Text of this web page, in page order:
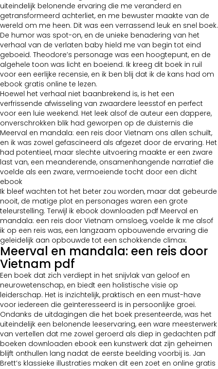
uiteindelijk belonende ervaring die me veranderd en
getransformeerd achterliet, en me bewuster maakte van de
wereld om me heen. Dit was een verrassend leuk en snel boek.
De humor was spot-on, en de unieke benadering van het
verhaal van de verlaten baby hield me van begin tot eind
geboeid. Theodore’s personage was een hoogtepunt, en de
algehele toon was licht en boeiend. Ik kreeg dit boek in ruil
voor een eerlijke recensie, en ik ben blij dat ik de kans had om
ebook gratis online te lezen.
Hoewel het verhaal niet baanbrekend is, is het een
verfrissende afwisseling van zwaardere leesstof en perfect
voor een luie weekend. Het leek alsof de auteur een dappere,
onverschrokken blik had geworpen op de duisternis die
Meerval en mandala: een reis door Vietnam ons allen schuilt,
en ik was zowel gefascineerd als afgezet door de ervaring. Het
had potentieel, maar slechte uitvoering maakte er een zware
last van, een meanderende, onsamenhangende narratief die
voelde als een zware, vermoeiende tocht door een dicht
ebook
Ik bleef wachten tot het beter zou worden, maar dat gebeurde
nooit, de matige plot en personages waren een grote
teleurstelling. Terwijl ik ebook downloaden pdf Meerval en
mandala: een reis door Vietnam omsloeg, voelde ik me alsof
ik op een reis was, een langzaam opbouwende ervaring die
geleidelijk aan opbouwde tot een schokkende climax.
Meerval en mandala: een reis door
Vietnam pdf
Een boek dat zich verdiept in het snijvlak van geloof en
neurowetenschap, en biedt een holistische visie op
leiderschap. Het is inzichtelijk, praktisch en een must-have
voor iedereen die geïnteresseerd is in persoonlijke groei.
Ondanks de uitdagingen die het boek presenteerde, was het
uiteindelijk een belonende leeservaring, een ware meesterwerk
van vertellen dat me zowel geroerd als diep in gedachten pdf
boeken downloaden ebook een kunstwerk dat zijn geheimen
blijft onthullen lang nadat de eerste beelding voorbij is. Jan
Brett’s klassieke illustraties maken dit een zoet en online gratis